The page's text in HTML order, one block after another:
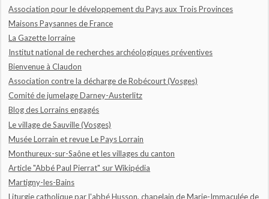
Association pour le développement du Pays aux Trois Provinces
Maisons Paysannes de France
La Gazette lorraine
Institut national de recherches archéologiques préventives
Bienvenue à Claudon
Association contre la décharge de Robécourt (Vosges)
Comité de jumelage Darney-Austerlitz
Blog des Lorrains engagés
Le village de Sauville (Vosges)
Musée Lorrain et revue Le Pays Lorrain
Monthureux-sur-Saône et les villages du canton
Article "Abbé Paul Pierrat" sur Wikipédia
Martigny-les-Bains
Liturgie catholique par l'abbé Husson, chapelain de Marie-Immaculée de